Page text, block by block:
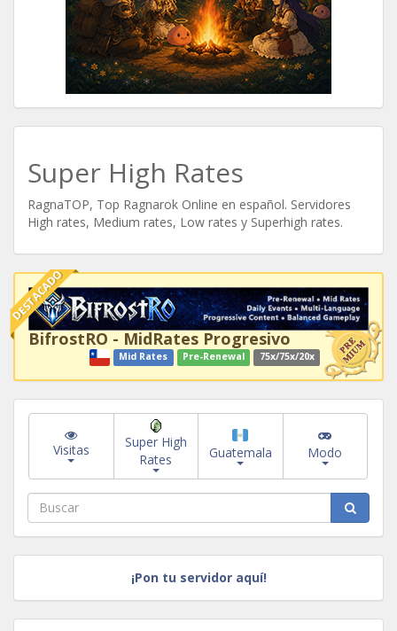
Super High Rates
RagnaTOP, Top Ragnarok Online en español. Servidores
High rates, Medium rates, Low rates y Superhigh rates.
DESTACADO
BifrostRO - MidRates Progresivo
Mid Rates Pre-Renewal 75x/75x/20x
Visitas
Super High
Rates
Guatemala Modo
¡Pon tu servidor aquí!